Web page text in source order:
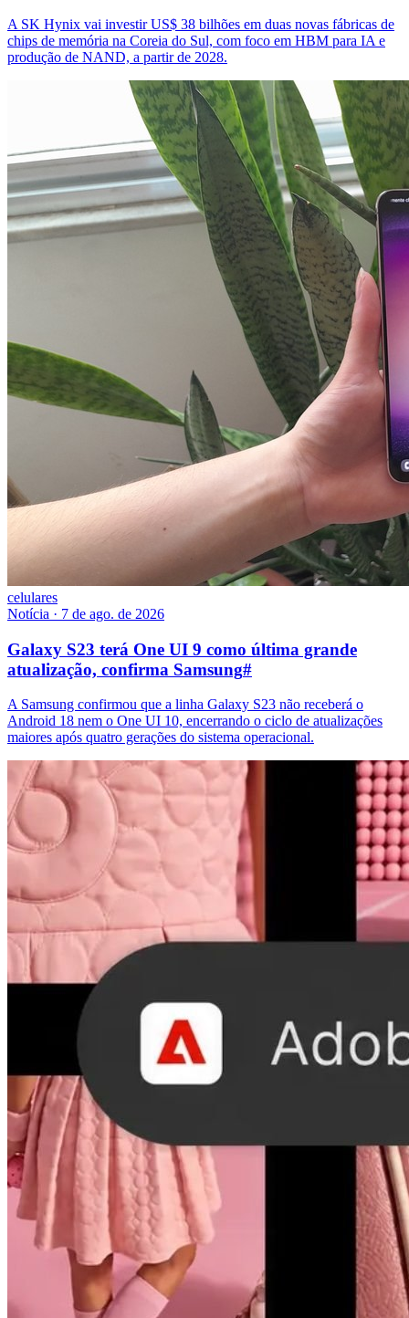
A SK Hynix vai investir US$ 38 bilhões em duas novas fábricas de
chips de memória na Coreia do Sul, com foco em HBM para IA e
produção de NAND, a partir de 2028.
celulares
Notícia · 7 de ago. de 2026
Galaxy S23 terá One UI 9 como última grande
atualização, confirma Samsung#
A Samsung confirmou que a linha Galaxy S23 não receberá o
Android 18 nem o One UI 10, encerrando o ciclo de atualizações
maiores após quatro gerações do sistema operacional.